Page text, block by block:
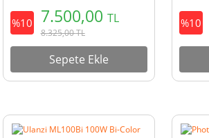
%10 7.500,00 TL
8.325,00TL
Sepete Ekle
%10